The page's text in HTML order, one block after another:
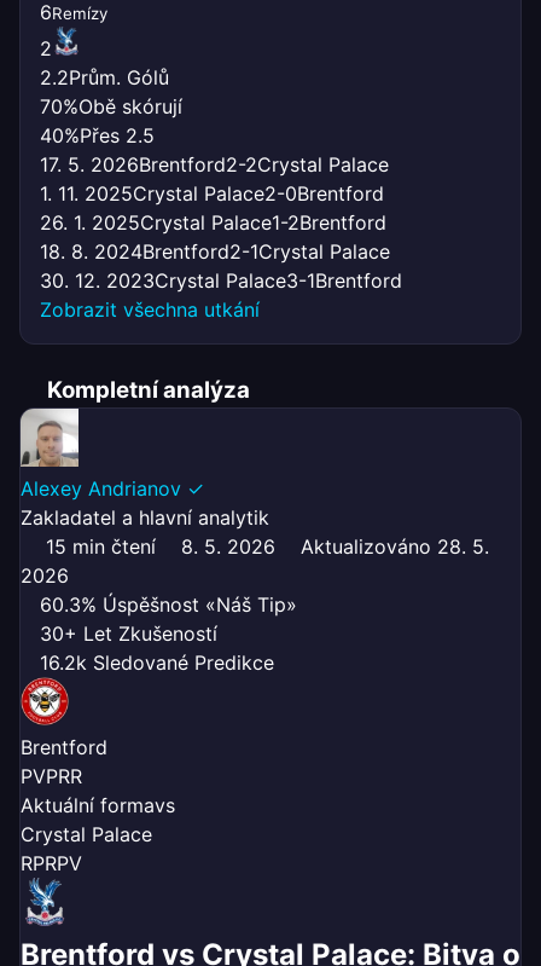
6Remízy
2
2.2Prům. Gólů
70%Obě skórují
40%Přes 2.5
17. 5. 2026Brentford2-2Crystal Palace
1. 11. 2025Crystal Palace2-0Brentford
26. 1. 2025Crystal Palace1-2Brentford
18. 8. 2024Brentford2-1Crystal Palace
30. 12. 2023Crystal Palace3-1Brentford
Zobrazit všechna utkání
Kompletní analýza
Alexey Andrianov ✓
Zakladatel a hlavní analytik
15 min čtení
8. 5. 2026
Aktualizováno 28. 5.
2026
60.3% Úspěšnost «Náš Tip»
30+ Let Zkušeností
16.2k Sledované Predikce
Brentford
PVPRR
Aktuální formavs
Crystal Palace
RPRPV
Brentford vs Crystal Palace: Bitva o